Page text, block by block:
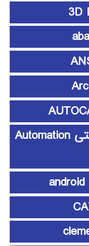
آموزش اتوماسیون صنعتی Automation